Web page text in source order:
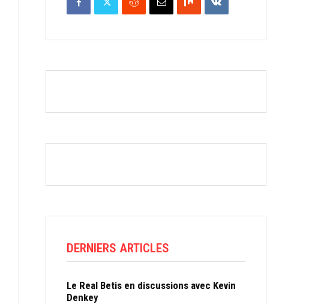
DERNIERS ARTICLES
Le Real Betis en discussions avec Kevin
Denkey